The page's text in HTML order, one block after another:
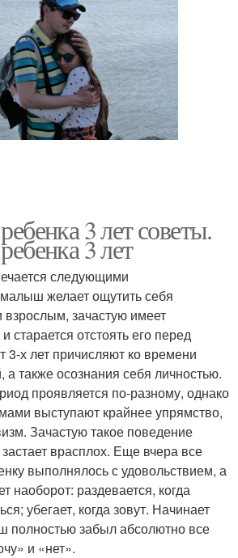
3 лет советы.
3 лет
следующими
желает ощутить себя
зачастую имеет
старается отстоять его перед
3-х лет причисляют ко времени
а также осознания себя личностью.
проявляется по-разному, однако
выступают крайнее упрямство,
Зачастую такое поведение
врасплох. Еще вчера все
выполнялось с удовольствием, а
наоборот: раздевается, когда
убегает, когда зовут. Начинает
полностью забыл абсолютно все
и «нет».